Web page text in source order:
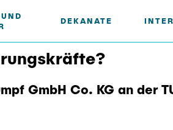
DEKANATE
GmbH Co. KG an der